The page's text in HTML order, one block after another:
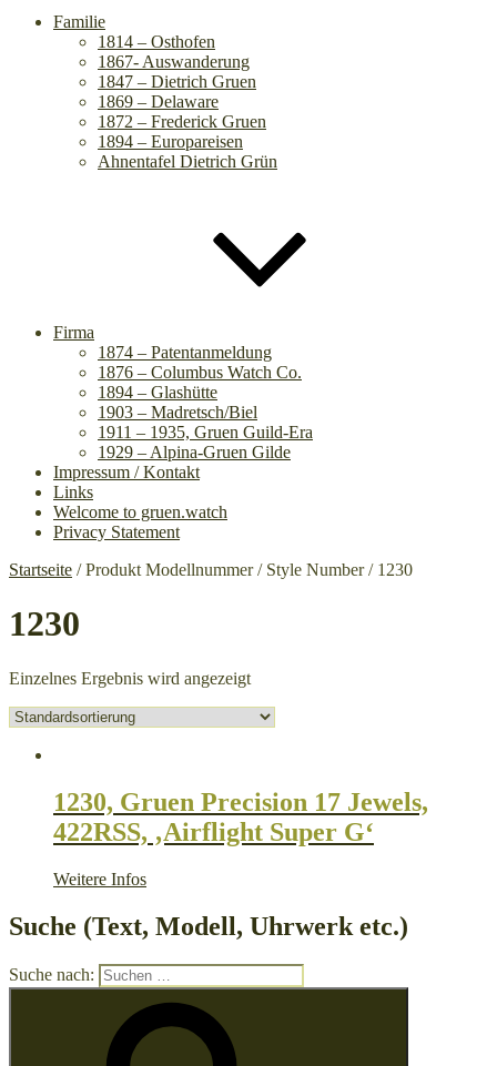
Familie
1814 – Osthofen
1867- Auswanderung
1847 – Dietrich Gruen
1869 – Delaware
1872 – Frederick Gruen
1894 – Europareisen
Ahnentafel Dietrich Grün
Firma
1874 – Patentanmeldung
1876 – Columbus Watch Co.
1894 – Glashütte
1903 – Madretsch/Biel
1911 – 1935, Gruen Guild-Era
1929 – Alpina-Gruen Gilde
Impressum / Kontakt
Links
Welcome to gruen.watch
Privacy Statement
Startseite / Produkt Modellnummer / Style Number / 1230
1230
Einzelnes Ergebnis wird angezeigt
1230, Gruen Precision 17 Jewels,
422RSS, ‚Airflight Super G‘
Weitere Infos
Suche (Text, Modell, Uhrwerk etc.)
Suche nach: